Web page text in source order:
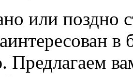
или поздно
Предлагаем